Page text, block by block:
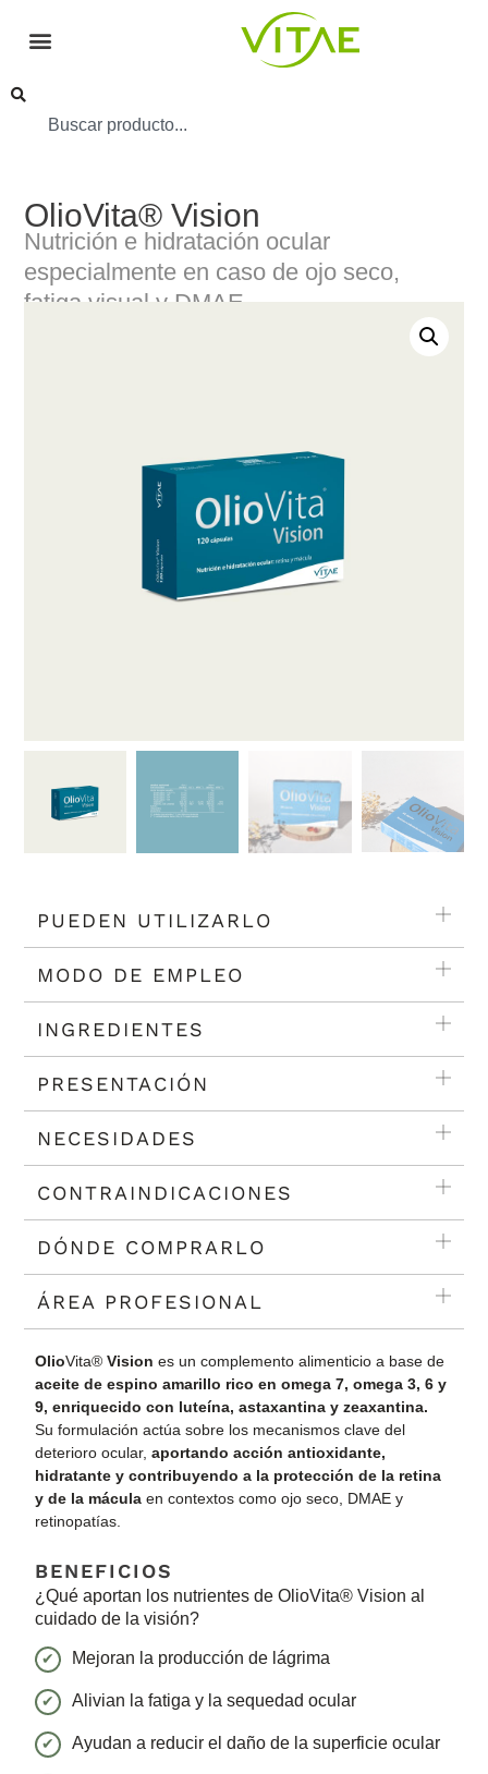
OlioVita® Vision
Nutrición e hidratación ocular
especialmente en caso de ojo seco,
fatiga visual y DMAE
PUEDEN UTILIZARLO
MODO DE EMPLEO
INGREDIENTES
PRESENTACIÓN
NECESIDADES
CONTRAINDICACIONES
DÓNDE COMPRARLO
ÁREA PROFESIONAL
OlioVita®Vision es un complemento alimenticio a base de
aceite de espino amarillo rico en omega 7, omega 3, 6 y
9, enriquecido con luteína, astaxantina y zeaxantina.
Su formulación actúa sobre los mecanismos clave del
deterioro ocular,aportando acción antioxidante,
hidratante y contribuyendo a la protección de la retina
y de la mácula en contextos como ojo seco, DMAE y
retinopatías.
BENEFICIOS
¿Qué aportan los nutrientes de OlioVita® Vision al
cuidado de la visión?
Mejoran la producción de lágrima
Alivian la fatiga y la sequedad ocular
Ayudan a reducir el daño de la superficie ocular